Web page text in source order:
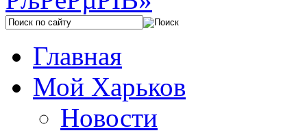
Главная
Мой Харьков
Новости